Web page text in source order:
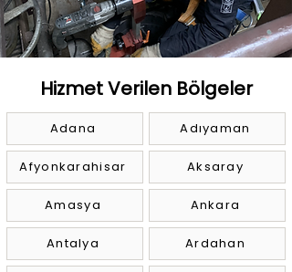
Hizmet Verilen Bölgeler
Adana
Afyonkarahisar
Amasya
Antalya
Adıyaman
Aksaray
Ankara
Ardahan